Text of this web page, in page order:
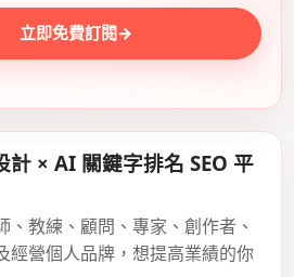
立即免費訂閱→
計 × AI 關鍵字排名 SEO 平
、教練、顧問、專家、創作者、
經營個人品牌，想提高業績的你